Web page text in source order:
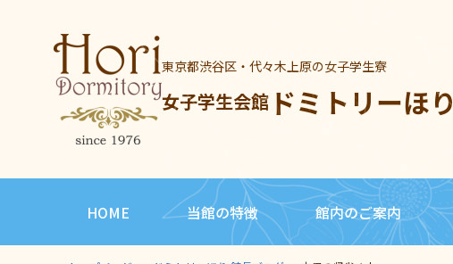
東京都渋谷区・代々木上原の女子学生寮
女子学生会館 ドミトリーほり
HOME 当館の特徴 館内のご案内